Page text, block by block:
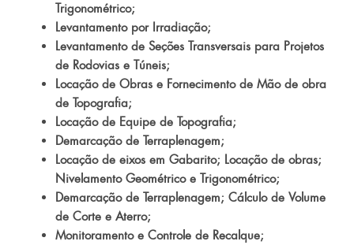
Trigonométrico;
Levantamento por Irradiação;
Levantamento de Seções Transversais para Projetos
de Rodovias e Túneis;
Locação de Obras e Fornecimento de Mão de obra
de Topografia;
Locação de Equipe de Topografia;
Demarcação de Terraplenagem;
Locação de eixos em Gabarito; Locação de obras;
Nivelamento Geométrico e Trigonométrico;
Demarcação de Terraplenagem; Cálculo de Volume
de Corte e Aterro;
Monitoramento e Controle de Recalque;